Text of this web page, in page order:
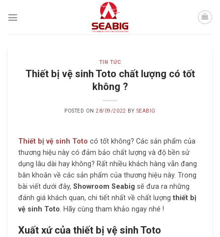
TIN TỨC
Thiết bị vệ sinh Toto chất lượng có tốt
không ?
POSTED ON28/09/2022 BY SEABIG
Thiết bị vệ sinh Toto có tốt không? Các sản phẩm của
thương hiệu này có đảm bảo chất lượng và độ bền sử
dụng lâu dài hay không? Rất nhiều khách hàng vẫn đang
băn khoăn về các sản phẩm của thương hiệu này. Trong
bài viết dưới đây, Showroom Seabig sẽ đưa ra những
đánh giá khách quan, chi tiết nhất về chất lượng thiết bị
vệ sinh Toto. Hãy cùng tham khảo ngay nhé !
Xuất xứ của thiết bị vệ sinh Toto